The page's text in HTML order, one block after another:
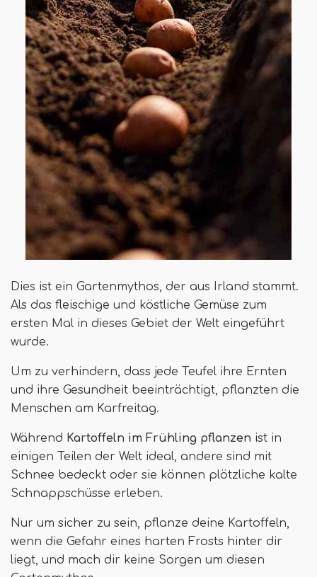
Dies ist ein Gartenmythos, der aus Irland stammt.
Als das fleischige und köstliche Gemüse zum
ersten Mal in dieses Gebiet der Welt eingeführt
wurde.
Um zu verhindern, dass jede Teufel ihre Ernten
und ihre Gesundheit beeinträchtigt, pflanzten die
Menschen am Karfreitag.
Während Kartoffeln im Frühling pflanzen ist in
einigen Teilen der Welt ideal, andere sind mit
Schnee bedeckt oder sie können plötzliche kalte
Schnappschüsse erleben.
Nur um sicher zu sein, pflanze deine Kartoffeln,
wenn die Gefahr eines harten Frosts hinter dir
liegt, und mach dir keine Sorgen um diesen